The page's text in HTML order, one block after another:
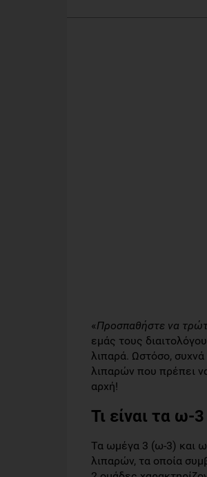
«Προσπαθήστε να
εμάς τους
λιπαρά. Ωστόσο,
λιπαρών που πρέπει
αρχή!
Τι είναι τα ω-
Τα ωμέγα 3 (ω-3) και
λιπαρών, τα οποία